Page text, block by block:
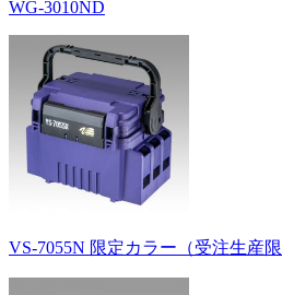
WG-3010ND
VS-7055N 限定カラー（受注生産限